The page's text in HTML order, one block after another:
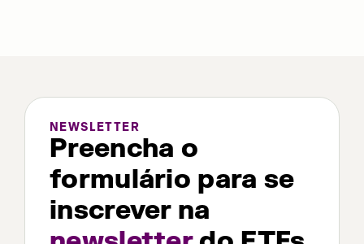
NEWSLETTER
Preencha o
formulário para se
inscrever na